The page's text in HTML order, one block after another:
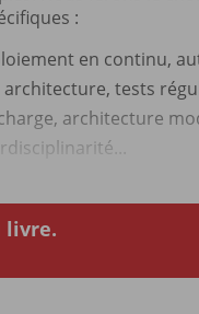
:
en continu,
architecture, tests
architecture
livre.